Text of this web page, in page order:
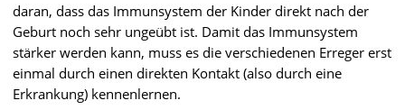
daran, dass das Immunsystem der Kinder direkt nach der
Geburt noch sehr ungeübt ist. Damit das Immunsystem
stärker werden kann, muss es die verschiedenen Erreger erst
einmal durch einen direkten Kontakt (also durch eine
Erkrankung) kennenlernen.